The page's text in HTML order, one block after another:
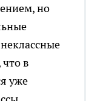
но
в
уже